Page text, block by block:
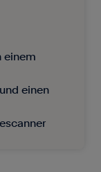
einem
einen